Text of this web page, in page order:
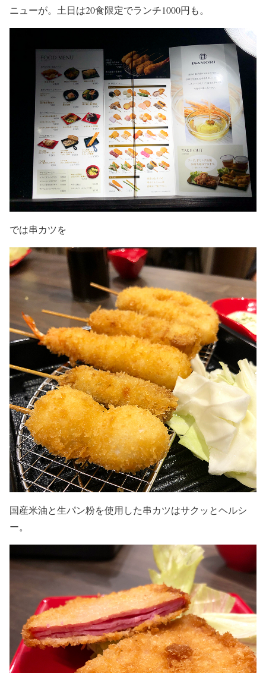
ニューが。土日は20食限定でランチ1000円も。
では串カツを
国産米油と生パン粉を使用した串カツはサクッとヘルシ
ー。